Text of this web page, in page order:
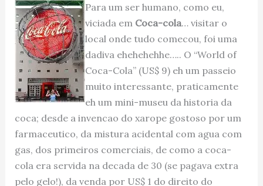
Para um ser humano, como eu,
viciada em Coca-cola… visitar o
local onde tudo comecou, foi uma
dadiva ehehehehhe….. O “World of
Coca-Cola” (US$ 9) eh um passeio
muito interessante, praticamente
eh um mini-museu da historia da
coca; desde a invencao do xarope gostoso por um
farmaceutico, da mistura acidental com agua com
gas, dos primeiros comerciais, de como a coca-
cola era servida na decada de 30 (se pagava extra
pelo gelo!), da venda por US$ 1 do direito do